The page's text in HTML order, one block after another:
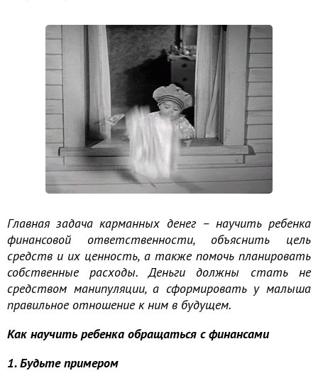
Главная задача карманных денег – научить ребенка
финансовой ответственности, объяснить цель
средств и их ценность, а также помочь планировать
собственные расходы. Деньги должны стать не
средством манипуляции, а сформировать у малыша
правильное отношение к ним в будущем.
Как научить ребенка обращаться с финансами
1. Будьте примером